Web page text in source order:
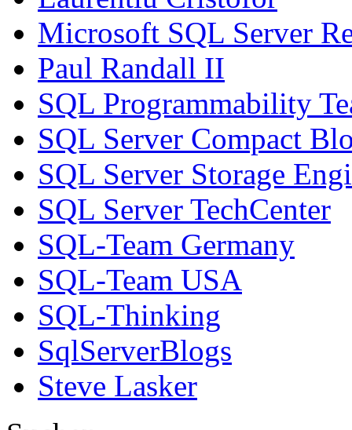
Microsoft SQL Server
Paul Randall II
SQL Programmability
SQL Server Compact
SQL Server Storage
SQL Server TechCenter
SQL-Team Germany
SQL-Team USA
SQL-Thinking
SqlServerBlogs
Steve Lasker